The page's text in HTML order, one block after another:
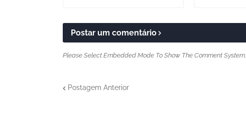
Postar um comentário
Please Select Embedded Mode To Show The Comment System.
Postagem Anterior